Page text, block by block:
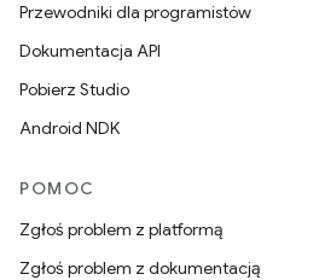
Przewodniki dla programistów
Dokumentacja API
Pobierz Studio
Android NDK
POMOC
Zgłoś problem z platformą
Zgłoś problem z dokumentacją